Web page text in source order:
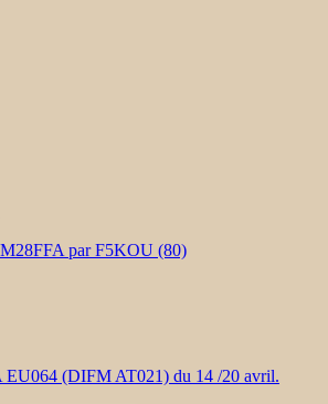
par F5KOU (80)
(DIFM AT021) du 14 /20 avril.